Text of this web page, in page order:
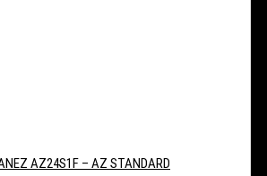
AZ24S1F – AZ STANDARD